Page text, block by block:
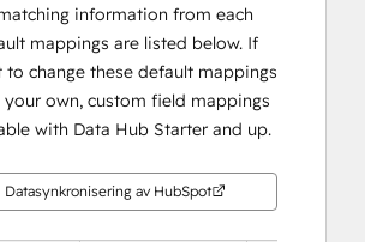
information from each
mappings are listed below. If
to change these default mappings
your own, custom field mappings
with Data Hub Starter and up.
Datasynkronisering av HubSpot